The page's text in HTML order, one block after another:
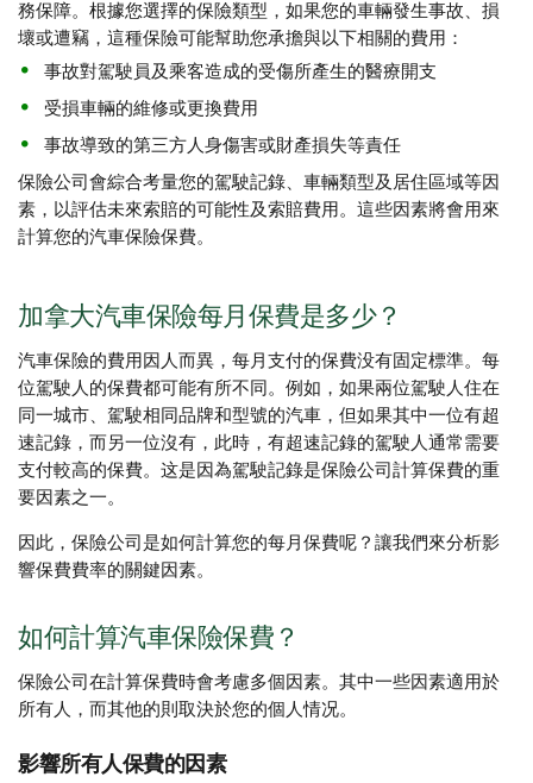
務保障。根據您選擇的保險類型，如果您的車輛發生事故、損
壞或遭竊，這種保險可能幫助您承擔與以下相關的費用：
事故對駕駛員及乘客造成的受傷所產生的醫療開支
受損車輛的維修或更換費用
事故導致的第三方人身傷害或財產損失等責任
保險公司會綜合考量您的駕駛記錄、車輛類型及居住區域等因
素，以評估未來索賠的可能性及索賠費用。這些因素將會用來
計算您的汽車保險保費。
加拿大汽車保險每月保費是多少？
汽車保險的費用因人而異，每月支付的保費没有固定標準。每
位駕駛人的保費都可能有所不同。例如，如果兩位駕駛人住在
同一城市、駕駛相同品牌和型號的汽車，但如果其中一位有超
速記錄，而另一位沒有，此時，有超速記錄的駕駛人通常需要
支付較高的保費。这是因為駕駛記錄是保險公司計算保費的重
要因素之一。
因此，保險公司是如何計算您的每月保費呢？讓我們來分析影
響保費費率的關鍵因素。
如何計算汽車保險保費？
保險公司在計算保費時會考慮多個因素。其中一些因素適用於
所有人，而其他的則取決於您的個人情况。
影響所有人保費的因素